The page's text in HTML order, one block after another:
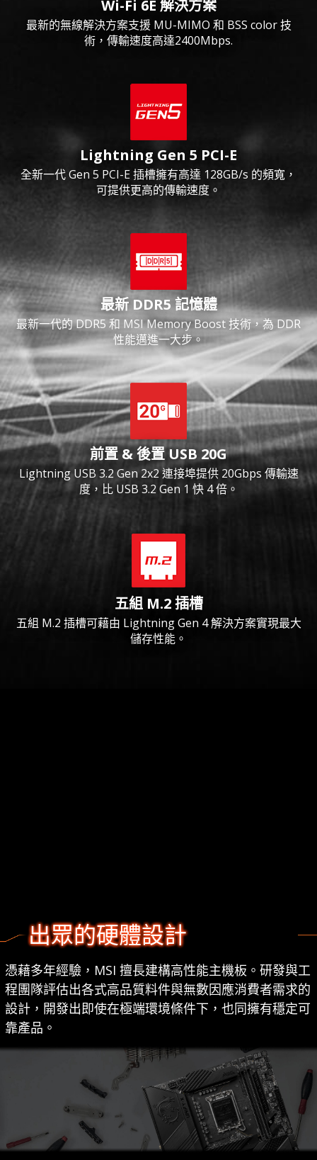
Wi-Fi 6E 解決方案
最新的無線解決方案支援 MU-MIMO 和 BSS color 技
術，傳輸速度高達2400Mbps.
Lightning Gen 5 PCI-E
全新一代 Gen 5 PCI-E 插槽擁有高達 128GB/s 的頻寬，
可提供更高的傳輸速度。
最新 DDR5 記憶體
最新一代的 DDR5 和 MSI Memory Boost 技術，為 DDR
性能邁進一大步。
前置 & 後置 USB 20G
Lightning USB 3.2 Gen 2x2 連接埠提供 20Gbps 傳輸速
度，比 USB 3.2 Gen 1 快 4 倍。
五組 M.2 插槽
五組 M.2 插槽可藉由 Lightning Gen 4 解決方案實現最大
儲存性能。
出眾的硬體設計
憑藉多年經驗，MSI 擅長建構高性能主機板。研發與工
程團隊評估出各式高品質料件與無數因應消費者需求的
設計，開發出即使在極端環境條件下，也同擁有穩定可
靠產品。